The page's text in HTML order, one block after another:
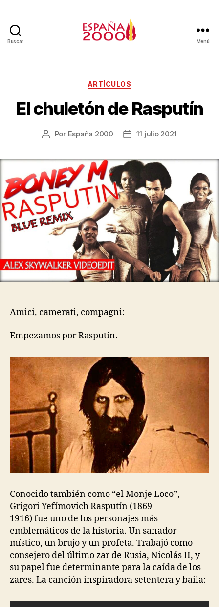
Buscar Menú
ARTÍCULOS
El chuletón de Rasputín
Por España 2000 11 julio 2021
Amici, camerati, compagni:
Empezamos por Rasputín.
Conocido también como “el Monje Loco”,
Grigori Yefímovich Rasputín (1869-
1916) fue uno de los personajes más
emblemáticos de la historia. Un sanador
místico, un brujo y un profeta. Trabajó como
consejero del último zar de Rusia, Nicolás II, y
su papel fue determinante para la caída de los
zares. La canción inspiradora setentera y baila: